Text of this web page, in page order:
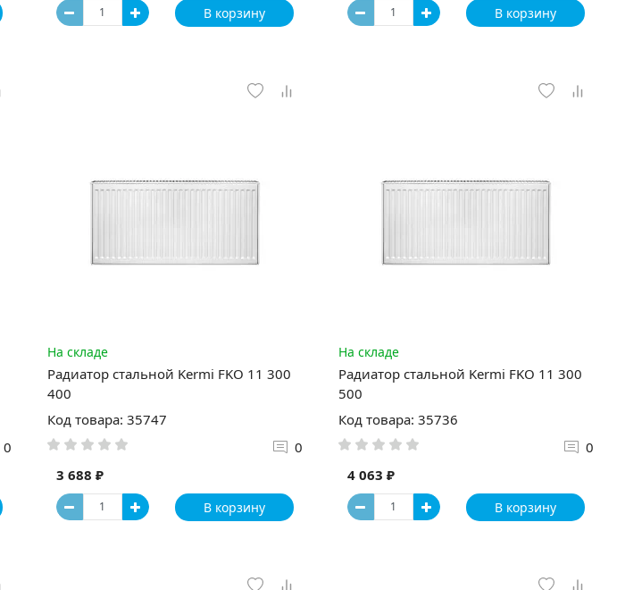
В корзину В корзину
0
На складе
Радиатор стальной Kermi FKO 11 300
400
Код товара: 35747
0
3 688 ₽
В корзину
На складе
Радиатор стальной Kermi FKO 11 300
500
Код товара: 35736
0
4 063 ₽
В корзину